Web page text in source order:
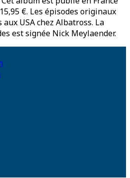
€. Les épisodes originaux
USA chez Albatross. La
est signée Nick Meylaender.